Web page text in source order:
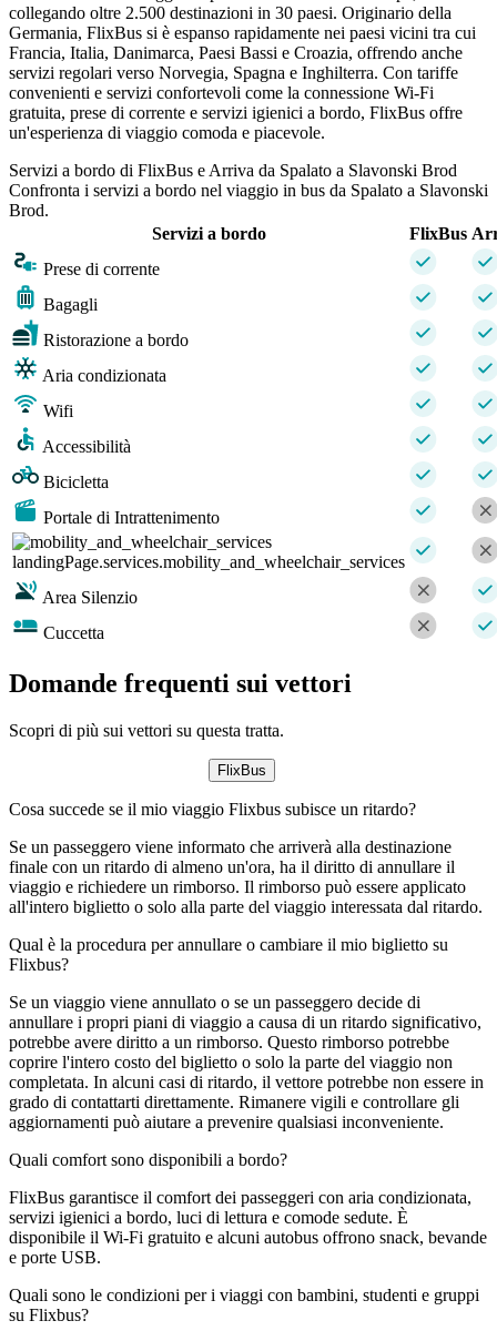
collegando oltre 2.500 destinazioni in 30 paesi. Originario della
Germania, FlixBus si è espanso rapidamente nei paesi vicini tra cui
Francia, Italia, Danimarca, Paesi Bassi e Croazia, offrendo anche
servizi regolari verso Norvegia, Spagna e Inghilterra. Con tariffe
convenienti e servizi confortevoli come la connessione Wi-Fi
gratuita, prese di corrente e servizi igienici a bordo, FlixBus offre
un'esperienza di viaggio comoda e piacevole.
Servizi a bordo di FlixBus e Arriva da Spalato a Slavonski Brod
Confronta i servizi a bordo nel viaggio in bus da Spalato a Slavonski
Brod.
Servizi a bordo
FlixBus
Prese di corrente
Bagagli
Ristorazione a bordo
Aria condizionata
Wifi
Accessibilità
Bicicletta
Portale di Intrattenimento
landingPage.services.mobility_and_wheelchair_services
Area Silenzio
Cuccetta
Domande frequenti sui vettori
Scopri di più sui vettori su questa tratta.
FlixBus
Cosa succede se il mio viaggio Flixbus subisce un ritardo?
Se un passeggero viene informato che arriverà alla destinazione
finale con un ritardo di almeno un'ora, ha il diritto di annullare il
viaggio e richiedere un rimborso. Il rimborso può essere applicato
all'intero biglietto o solo alla parte del viaggio interessata dal ritardo.
Qual è la procedura per annullare o cambiare il mio biglietto su
Flixbus?
Se un viaggio viene annullato o se un passeggero decide di
annullare i propri piani di viaggio a causa di un ritardo significativo,
potrebbe avere diritto a un rimborso. Questo rimborso potrebbe
coprire l'intero costo del biglietto o solo la parte del viaggio non
completata. In alcuni casi di ritardo, il vettore potrebbe non essere in
grado di contattarti direttamente. Rimanere vigili e controllare gli
aggiornamenti può aiutare a prevenire qualsiasi inconveniente.
Quali comfort sono disponibili a bordo?
FlixBus garantisce il comfort dei passeggeri con aria condizionata,
servizi igienici a bordo, luci di lettura e comode sedute. È
disponibile il Wi-Fi gratuito e alcuni autobus offrono snack, bevande
e porte USB.
Quali sono le condizioni per i viaggi con bambini, studenti e gruppi
su Flixbus?